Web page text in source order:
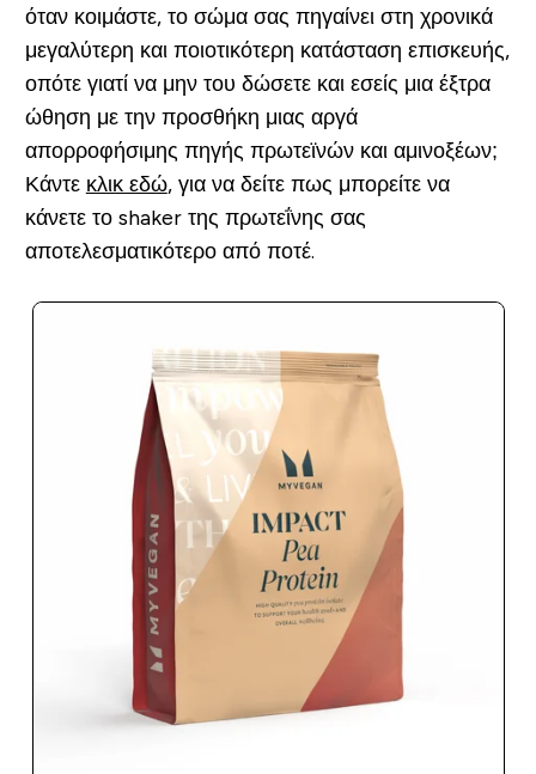
όταν κοιμάστε, το σώμα σας πηγαίνει στη χρονικά
μεγαλύτερη και ποιοτικότερη κατάσταση επισκευής,
οπότε γιατί να μην του δώσετε και εσείς μια έξτρα
ώθηση με την προσθήκη μιας αργά
απορροφήσιμης πηγής πρωτεϊνών και αμινοξέων;
Κάντε κλικ εδώ, για να δείτε πως μπορείτε να
κάνετε το shaker της πρωτεΐνης σας
αποτελεσματικότερο από ποτέ.